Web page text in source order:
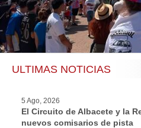
ULTIMAS NOTICIAS
5 Ago, 2026
El Circuito de Albacete y la
nuevos comisarios de pista